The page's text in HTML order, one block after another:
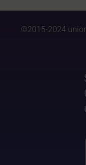
©2015-2024